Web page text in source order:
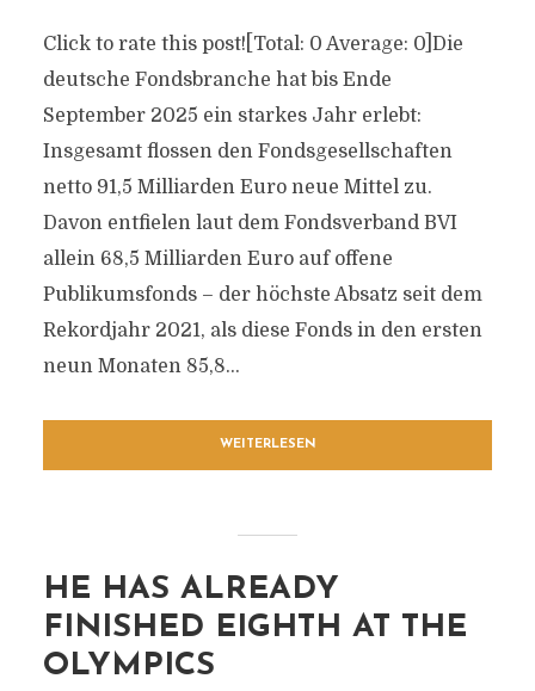
Click to rate this post![Total: 0 Average: 0]Die
deutsche Fondsbranche hat bis Ende
September 2025 ein starkes Jahr erlebt:
Insgesamt flossen den Fondsgesellschaften
netto 91,5 Milliarden Euro neue Mittel zu.
Davon entfielen laut dem Fondsverband BVI
allein 68,5 Milliarden Euro auf offene
Publikumsfonds – der höchste Absatz seit dem
Rekordjahr 2021, als diese Fonds in den ersten
neun Monaten 85,8...
WEITERLESEN
HE HAS ALREADY
FINISHED EIGHTH AT THE
OLYMPICS